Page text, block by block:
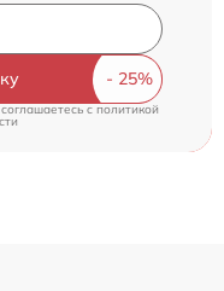
c политикой